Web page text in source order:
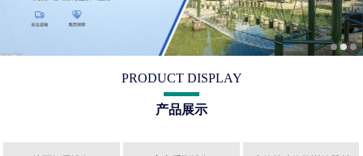
PRODUCT DISPLAY
产品展示